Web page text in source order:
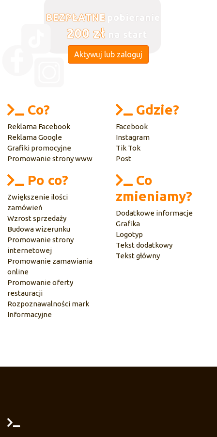
Aktywuj lub zaloguj
Co?
Reklama Facebook
Reklama Google
Grafiki promocyjne
Promowanie strony www
Gdzie?
Facebook
Instagram
Tik Tok
Post
Po co?
Zwiększenie ilości
zamówień
Wzrost sprzedaży
Budowa wizerunku
Promowanie strony
internetowej
Promowanie zamawiania
online
Promowanie oferty
restauracji
Rozpoznawalności mark
Informacyjne
Co
zmieniamy?
Dodatkowe informacje
Grafika
Logotyp
Tekst dodatkowy
Tekst główny